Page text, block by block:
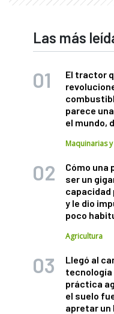
Las más
El tractor
parece
el mundo,
Maquinarias
Cómo una
ser un
capacidad
y le dio
poco
Agricultura
Llegó al
tecnología
práctica
el suelo
apretar un